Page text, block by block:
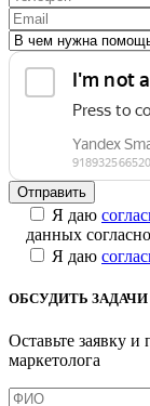
Я даю
данных согласно
Я даю
ОБСУДИТЬ ЗАДАЧИ
Оставьте заявку
маркетолога